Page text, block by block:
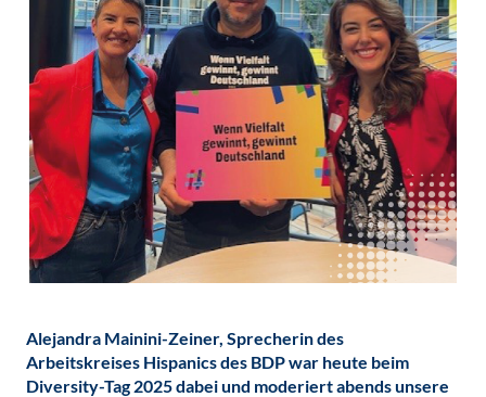
Alejandra Mainini-Zeiner, Sprecherin des
Arbeitskreises Hispanics des BDP war heute beim
Diversity-Tag 2025 dabei und moderiert abends unsere